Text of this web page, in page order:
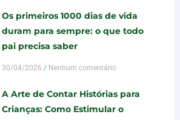
Os primeiros 1000 dias de vida
duram para sempre: o que todo
pai precisa saber
30/04/2026 Nenhum comentário
A Arte de Contar Histórias para
Crianças: Como Estimular o